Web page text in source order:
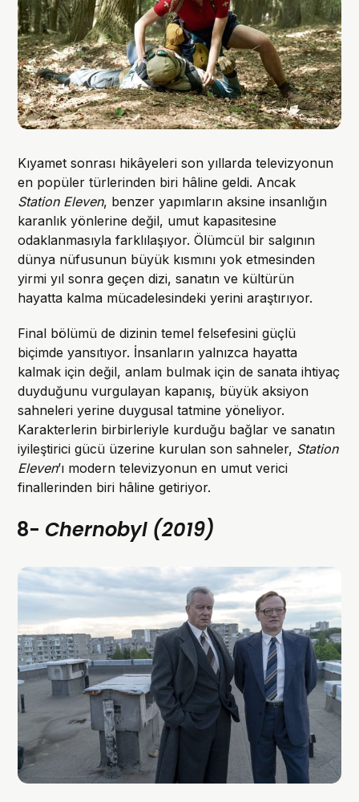
Kıyamet sonrası hikâyeleri son yıllarda televizyonun
en popüler türlerinden biri hâline geldi. Ancak
Station Eleven, benzer yapımların aksine insanlığın
karanlık yönlerine değil, umut kapasitesine
odaklanmasıyla farklılaşıyor. Ölümcül bir salgının
dünya nüfusunun büyük kısmını yok etmesinden
yirmi yıl sonra geçen dizi, sanatın ve kültürün
hayatta kalma mücadelesindeki yerini araştırıyor.
Final bölümü de dizinin temel felsefesini güçlü
biçimde yansıtıyor. İnsanların yalnızca hayatta
kalmak için değil, anlam bulmak için de sanata ihtiyaç
duyduğunu vurgulayan kapanış, büyük aksiyon
sahneleri yerine duygusal tatmine yöneliyor.
Karakterlerin birbirleriyle kurduğu bağlar ve sanatın
iyileştirici gücü üzerine kurulan son sahneler, Station
Eleven’ı modern televizyonun en umut verici
finallerinden biri hâline getiriyor.
8- Chernobyl (2019)